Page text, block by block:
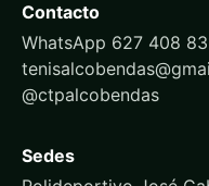
Contacto
WhatsApp 627 408
@ctpalcobendas
Sedes